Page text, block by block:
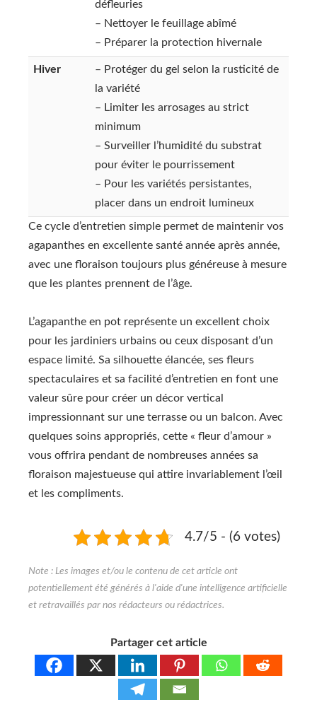
défleuries
– Nettoyer le feuillage abîmé
– Préparer la protection hivernale
Hiver
– Protéger du gel selon la rusticité de
la variété
– Limiter les arrosages au strict
minimum
– Surveiller l’humidité du substrat
pour éviter le pourrissement
– Pour les variétés persistantes,
placer dans un endroit lumineux
Ce cycle d’entretien simple permet de maintenir vos
agapanthes en excellente santé année après année,
avec une floraison toujours plus généreuse à mesure
que les plantes prennent de l’âge.
L’agapanthe en pot représente un excellent choix
pour les jardiniers urbains ou ceux disposant d’un
espace limité. Sa silhouette élancée, ses fleurs
spectaculaires et sa facilité d’entretien en font une
valeur sûre pour créer un décor vertical
impressionnant sur une terrasse ou un balcon. Avec
quelques soins appropriés, cette « fleur d’amour »
vous offrira pendant de nombreuses années sa
floraison majestueuse qui attire invariablement l’œil
et les compliments.
4.7/5 - (6 votes)
Partager cet article